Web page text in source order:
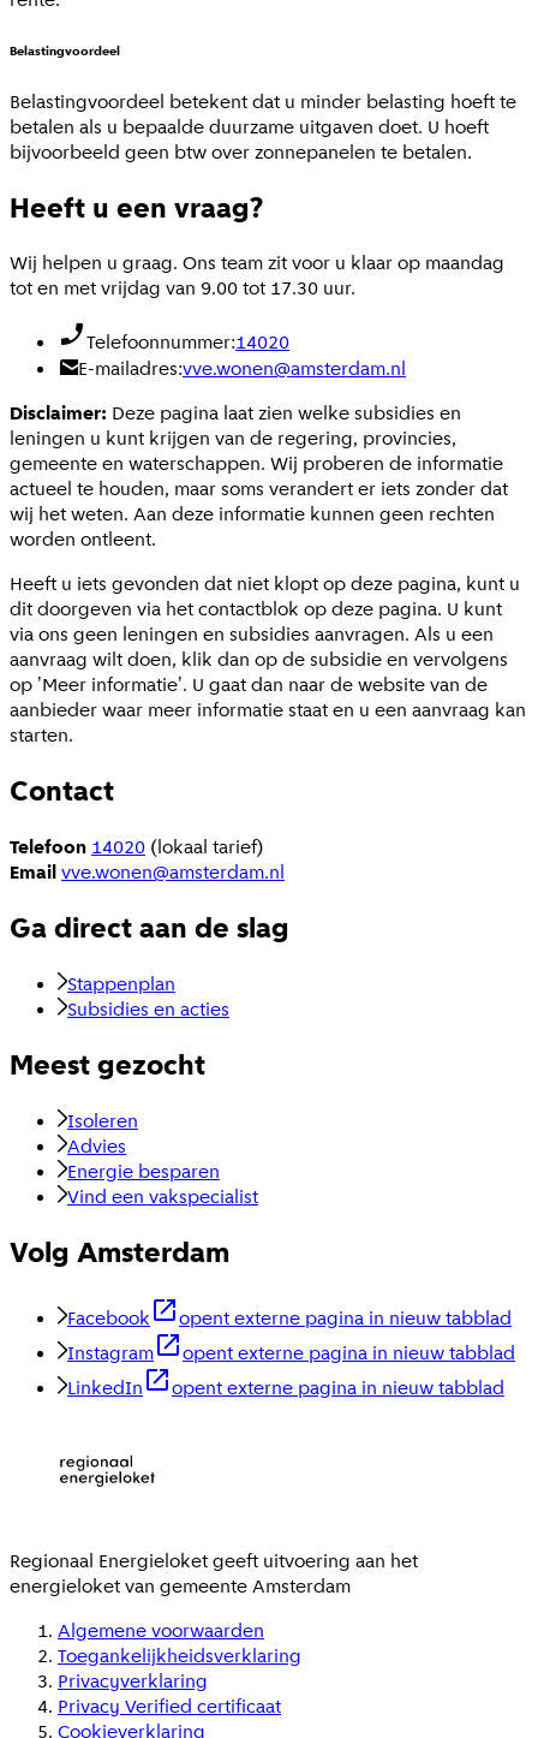
Belastingvoordeel
Belastingvoordeel betekent dat u minder belasting hoeft te
betalen als u bepaalde duurzame uitgaven doet. U hoeft
bijvoorbeeld geen btw over zonnepanelen te betalen.
Heeft u een vraag?
Wij helpen u graag. Ons team zit voor u klaar op maandag
tot en met vrijdag van 9.00 tot 17.30 uur.
Telefoonnummer:14020
E-mailadres:vve.wonen@amsterdam.nl
Disclaimer: Deze pagina laat zien welke subsidies en
leningen u kunt krijgen van de regering, provincies,
gemeente en waterschappen. Wij proberen de informatie
actueel te houden, maar soms verandert er iets zonder dat
wij het weten. Aan deze informatie kunnen geen rechten
worden ontleent.
Heeft u iets gevonden dat niet klopt op deze pagina, kunt u
dit doorgeven via het contactblok op deze pagina. U kunt
via ons geen leningen en subsidies aanvragen. Als u een
aanvraag wilt doen, klik dan op de subsidie en vervolgens
op 'Meer informatie'. U gaat dan naar de website van de
aanbieder waar meer informatie staat en u een aanvraag kan
starten.
Contact
Telefoon 14020 (lokaal tarief)
Emailvve.wonen@amsterdam.nl
Ga direct aan de slag
Stappenplan
Subsidies en acties
Meest gezocht
Isoleren
Advies
Energie besparen
Vind een vakspecialist
Volg Amsterdam
Facebook
opent externe pagina in nieuw tabblad
Instagram
opent externe pagina in nieuw tabblad
LinkedIn
opent externe pagina in nieuw tabblad
Regionaal Energieloketgeeft uitvoering aan het
energieloket van gemeenteAmsterdam
Algemene voorwaarden
Toegankelijkheidsverklaring
Privacyverklaring
Privacy Verified certificaat
Cookieverklaring